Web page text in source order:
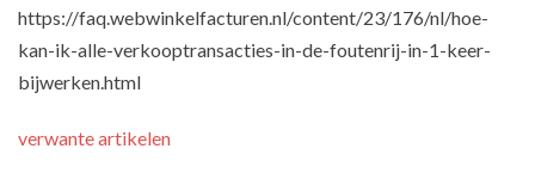
https://faq.webwinkelfacturen.nl/content/23/176/nl/hoe-
kan-ik-alle-verkooptransacties-in-de-foutenrij-in-1-keer-
bijwerken.html
verwante artikelen